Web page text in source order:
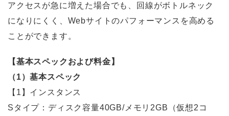
アクセスが急に増えた場合でも、回線がボトルネック
になりにくく、Webサイトのパフォーマンスを高める
ことができます。
【基本スペックおよび料金】
（1）基本スペック
【1】インスタンス
Sタイプ：ディスク容量40GB/メモリ2GB（仮想2コ